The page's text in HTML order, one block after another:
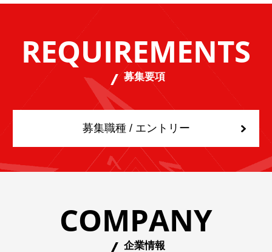
REQUIREMENTS
募集要項
募集職種 / エントリー
COMPANY
企業情報